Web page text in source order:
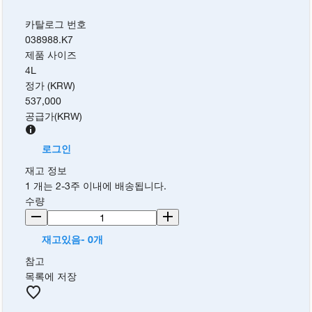
카탈로그 번호
038988.K7
제품 사이즈
4L
정가 (KRW)
537,000
공급가(KRW)
로그인
재고 정보
1 개는 2-3주 이내에 배송됩니다.
수량
재고있음- 0개
참고
목록에 저장